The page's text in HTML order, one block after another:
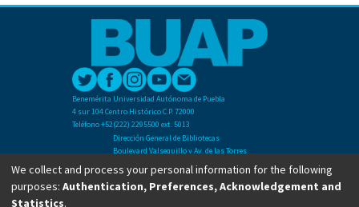
Benemérita Universidad Autónoma de Puebla
4 sur 104 Centro Histórico C.P. 72000
Teléfono +52(222) 2295500 ext. 5013
Dirección General de Bibliotecas
Boulevard Valsequillo y Av. de las Torres
Ciudad Universitaria. Col. San Manuel
C.P. 72570
Teléfono +52 (222) 2295500 Ext 2901
We collect and process your personal information for the following
purposes: Authentication, Preferences, Acknowledgement and
Statistics.